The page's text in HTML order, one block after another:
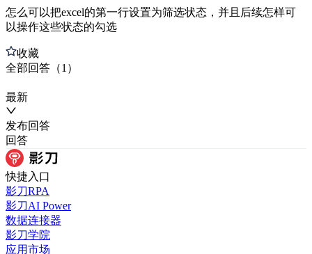
怎么可以把excel的第一行设置为筛选状态，并且后续怎样可
以操作这些状态的勾选
收藏
全部回答 （1 ）
最新
发布回答
回答
快捷入口
影刀RPA
影刀AI Power
数据连接器
影刀学院
应用市场